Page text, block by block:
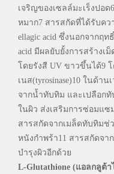
เจริญของเซลล์มะเร็งปอ
หมาก7 สารสกัดที่ได้รับควา
ellagic acid ซึ่งนอกจากฤ
acid มีผลยับยั้งการสร้างเ
โดยรังสี UV ขาวขึ้นได้9
เนส(tyrosinase)10 ในด้า
จากน้ำทับทิม และเปลือก
ในผิว ส่งเสริมการซ่อมแ
สารสกัดจากเมล็ดทับทิมช่
หนังกำพร้า11 สารสกัดจา
บำรุงผิวอีกด้วย
L-Glutathione (แอลกลูต้า